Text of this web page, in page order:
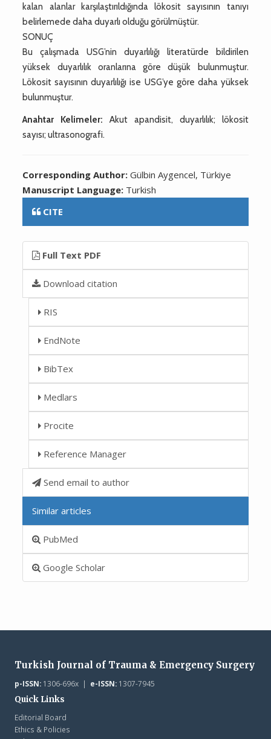
kalan alanlar karşılaştırıldığında lökosit sayısının tanıyı
belirlemede daha duyarlı olduğu görülmüştür.
SONUÇ
Bu çalışmada USG’nin duyarlılığı literatürde bildirilen
yüksek duyarlılık oranlarına göre düşük bulunmuştur.
Lökosit sayısının duyarlılığı ise USG’ye göre daha yüksek
bulunmuştur.
Anahtar Kelimeler: Akut apandisit, duyarlılık; lökosit
sayısı; ultrasonografi.
Corresponding Author:Gülbin Aygencel, Türkiye
Manuscript Language: Turkish
CITE
Full Text PDF
Download citation
RIS
EndNote
BibTex
Medlars
Procite
Reference Manager
Send email to author
Similar articles
PubMed
Google Scholar
Turkish Journal of Trauma & Emergency Surgery
p-ISSN:1306-696x | e-ISSN:1307-7945
Quick Links
Editorial Board
Ethics & Policies